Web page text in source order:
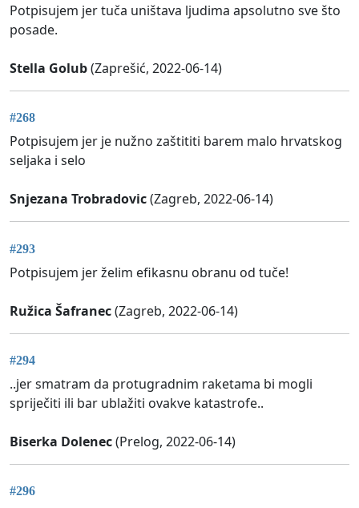
Potpisujem jer tuča uništava ljudima apsolutno sve što
posade.
Stella Golub(Zaprešić, 2022-06-14)
#268
Potpisujem jer je nužno zaštititi barem malo hrvatskog
seljaka i selo
Snjezana Trobradovic(Zagreb, 2022-06-14)
#293
Potpisujem jer želim efikasnu obranu od tuče!
Ružica Šafranec(Zagreb, 2022-06-14)
#294
..jer smatram da protugradnim raketama bi mogli
spriječiti ili bar ublažiti ovakve katastrofe..
Biserka Dolenec(Prelog, 2022-06-14)
#296